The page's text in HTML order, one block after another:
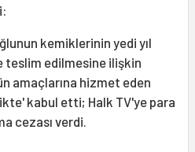
kemiklerinin yedi yıl
teslim edilmesine ilişkin
amaçlarına hizmet eden
kabul etti; Halk TV'ye para
cezası verdi.